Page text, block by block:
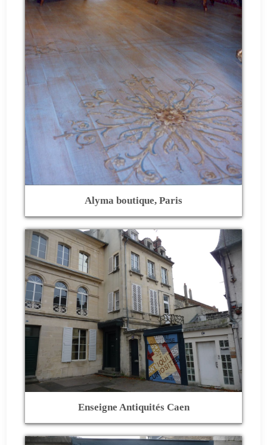
Alyma boutique, Paris
Enseigne Antiquités Caen